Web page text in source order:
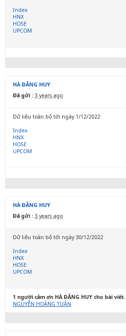
Index
HNX
HOSE
UPCOM
HÀ ĐĂNG HUY
Đã gửi : 3 years ago
Dữ liệu toàn bộ tới ngày 1/12/2022
Index
HNX
HOSE
UPCOM
HÀ ĐĂNG HUY
Đã gửi : 3 years ago
Dữ liệu toàn bộ tới ngày 30/12/2022
Index
HNX
HOSE
UPCOM
1 người cảm ơn HÀ ĐĂNG HUY cho bài viết.
NGUYỄN HOÀNG TUÂN